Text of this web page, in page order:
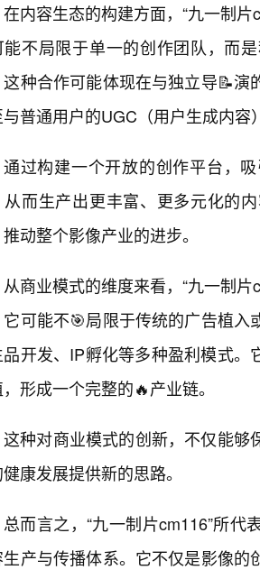
在内容生态的构建方面，“九一制
能不局限于单一的创作团队，而
这种合作可能体现在与独立导📝
普通用户的UGC（用户生成内容
通过构建一个开放的创作平台，
从而生产出更丰富、更多元化的
动整个影像产业的进步。
从商业模式的维度来看，“九一制
它可能不🎯局限于传统的广告植
开发、IP孵化等多种盈利模式
形成一个完整的🔥产业链。
这种对商业模式的创新，不仅能够
康发展提供新的思路。
总而言之，“九一制片cm116”所
生产与传播体系。它不仅是影像